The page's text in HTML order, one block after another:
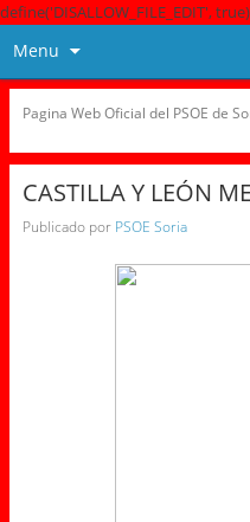
define('DISALLOW_FILE_EDIT',
Menu
Pagina Web Oficial del PSOE de
CASTILLA Y LEÓN
Publicado por PSOE Soria